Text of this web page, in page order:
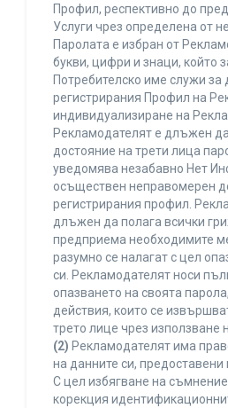
Профил, респективно до
Услуги чрез определена от
Паролата е избран от
букви, цифри и знаци, който
Потребителско име служи за
регистрирания Профил на
индивидуализиране на
Рекламодателят е длъжен
достояние на трети лица
уведомява незабавно Нет
осъществен неправомерен
регистрирания профил.
длъжен да полага всички
предприема необходимите
разумно се налагат с цел
си. Рекламодателят носи
опазването на своята
действия, които се
трето лице чрез използване
(2) Рекламодателят има
на данните си, предоставени
С цел избягване на
корекция